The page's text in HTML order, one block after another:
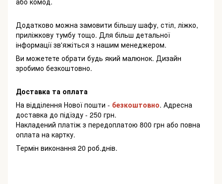
Додатково можна замовити більшу шафу, стіл, ліжко,
приліжкову тумбу тощо. Для більш детальної
інформації зв'яжіться з нашим менеджером.
Ви можетете обрати будь який малюнок. Дизайн
зробимо безкоштовно.
Доставка та оплата
На відділення Нової пошти - безкоштовно. Адресна
доставка до підїзду - 250 грн.
Накладений платіж з передоплатою 800 грн або повна
оплата на картку.
Термін виконання 20 роб.днів.